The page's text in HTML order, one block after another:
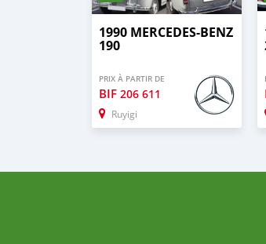
1990 MERCEDES-BENZ
190
PRIX À PARTIR DE
BIF 206 611
Ruyigi